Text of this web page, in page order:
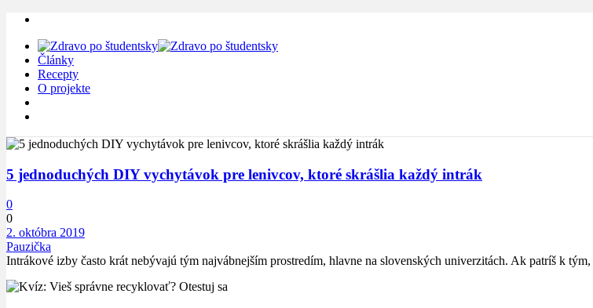
Články
Recepty
O projekte
5 jednoduchých DIY vychytávok pre lenivcov, ktoré skrášlia každý intrák
0
0
2. októbra 2019
Pauzička
Intrákové izby často krát nebývajú tým najvábnejším prostredím, hlavne na slovenských univerzitách. Ak patríš k